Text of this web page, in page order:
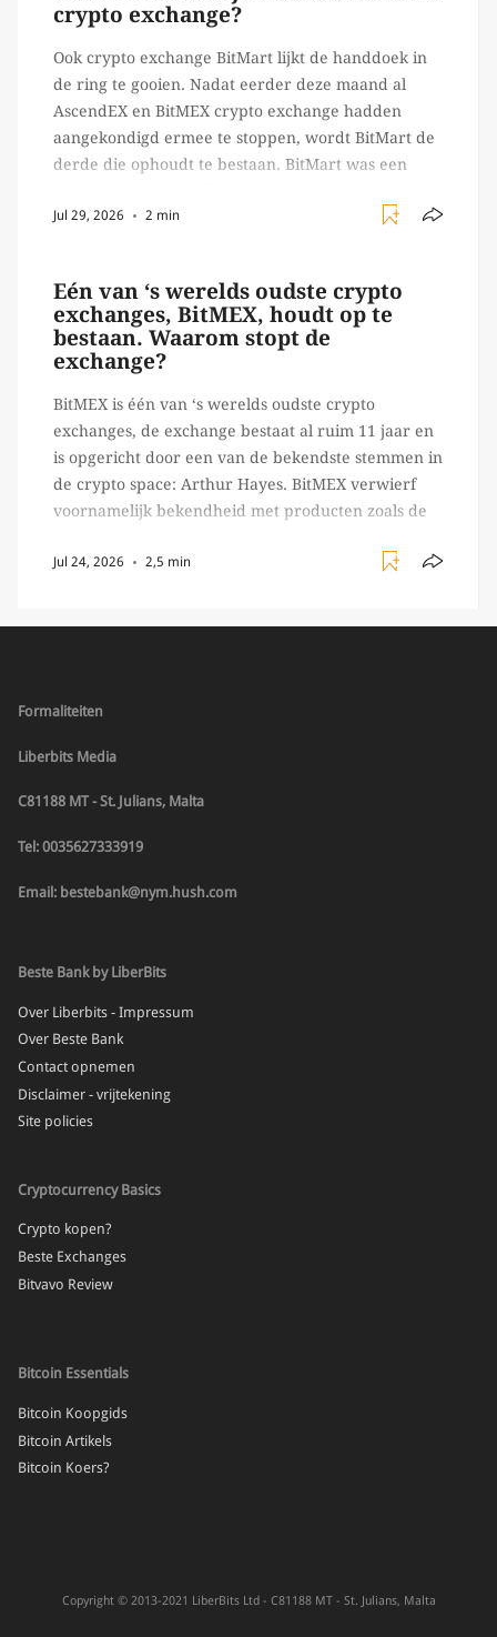
crypto exchange?
Ook crypto exchange BitMart lijkt de handdoek in
de ring te gooien. Nadat eerder deze maand al
AscendEX en BitMEX crypto exchange hadden
aangekondigd ermee te stoppen, wordt BitMart de
derde die ophoudt te bestaan. BitMart was een
crypto handelaren terecht konden om te handelen
Jul 29, 2026 2 min
Eén van ‘s werelds oudste crypto
exchanges, BitMEX, houdt op te
bestaan. Waarom stopt de
exchange?
BitMEX is één van ‘s werelds oudste crypto
exchanges, de exchange bestaat al ruim 11 jaar en
is opgericht door een van de bekendste stemmen in
de crypto space: Arthur Hayes. BitMEX verwierf
voornamelijk bekendheid met producten zoals de
exchange vooral bekend om het brede aanbod in
Jul 24, 2026 2,5 min
Formaliteiten
Liberbits Media
C81188 MT - St. Julians, Malta
Tel: 0035627333919
Email: bestebank@nym.hush.com
Beste Bank by LiberBits
Over Liberbits - Impressum
Over Beste Bank
Contact opnemen
Disclaimer - vrijtekening
Site policies
Cryptocurrency Basics
Crypto kopen?
Beste Exchanges
Bitvavo Review
Bitcoin Essentials
Bitcoin Koopgids
Bitcoin Artikels
Bitcoin Koers?
Copyright © 2013-2021 LiberBits Ltd - C81188 MT - St. Julians, Malta